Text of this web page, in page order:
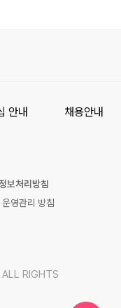
안내 채용안내
보처리방침
영관리 방침
RIGHTS